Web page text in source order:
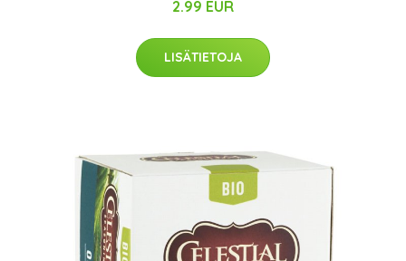
2.99 EUR
LISÄTIETOJA